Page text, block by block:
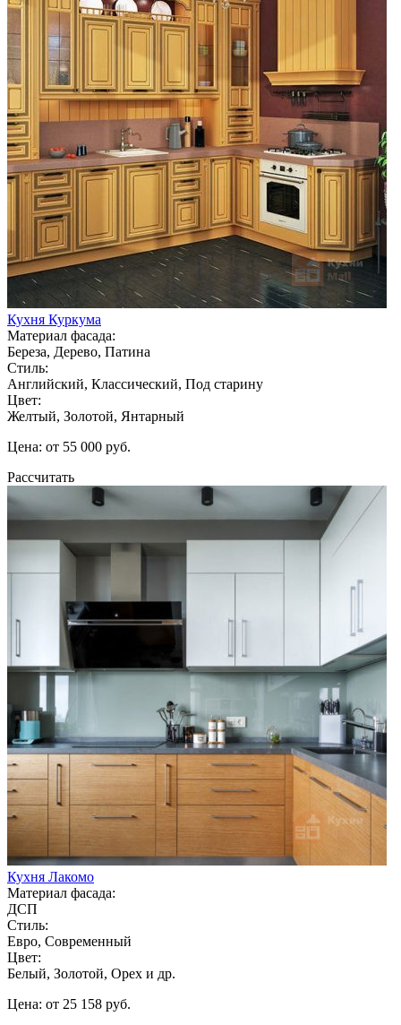
Кухня Куркума
Материал фасада:
Береза, Дерево, Патина
Стиль:
Английский, Классический, Под старину
Цвет:
Желтый, Золотой, Янтарный
Цена: от 55 000 руб.
Рассчитать
Кухня Лакомо
Материал фасада:
ДСП
Стиль:
Евро, Современный
Цвет:
Белый, Золотой, Орех и др.
Цена: от 25 158 руб.